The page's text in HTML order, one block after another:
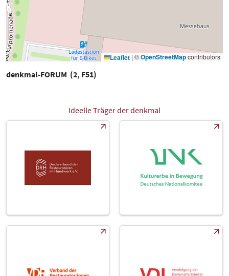
Leaflet | ©OpenStreetMapcontributors
denkmal-FORUM (2, F51)
Ideelle Träger der denkmal